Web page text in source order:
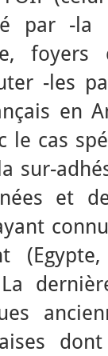
par -la
foyers
-les
en
le cas
sur-
et de